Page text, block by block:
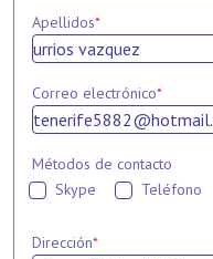
Apellidos*
Correo electrónico*
Métodos de contacto
Skype
Teléfono
Dirección*